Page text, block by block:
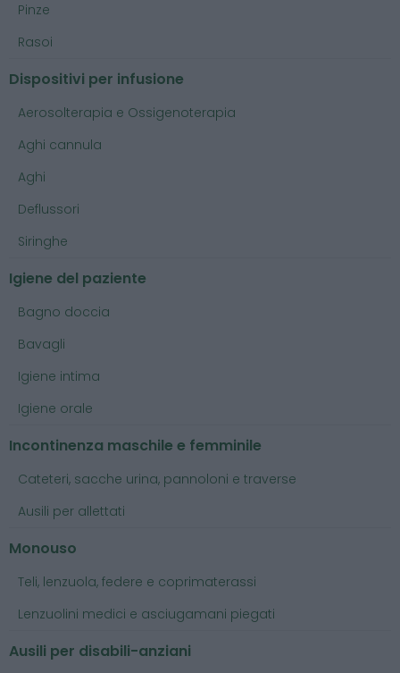
Pinze
Rasoi
Dispositivi per infusione
Aerosolterapia e Ossigenoterapia
Aghi cannula
Aghi
Deflussori
Siringhe
Igiene del paziente
Bagno doccia
Bavagli
Igiene intima
Igiene orale
Incontinenza maschile e femminile
Cateteri, sacche urina, pannoloni e traverse
Ausili per allettati
Monouso
Teli, lenzuola, federe e coprimaterassi
Lenzuolini medici e asciugamani piegati
Ausili per disabili-anziani